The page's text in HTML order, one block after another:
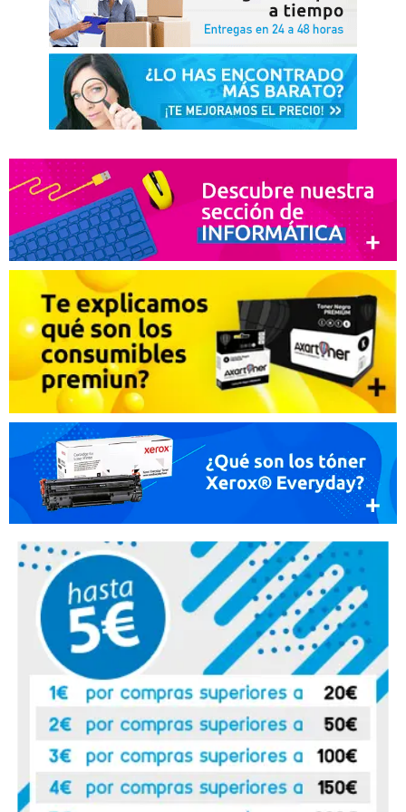
Ventajas:Funciona bien
Desventajas:Por vhora ninguna
Recomendaría su compra:Si
Gabino Perez 04. 06. 2018
Ventajas:calidad del producto y precios muy competitivos
Desventajas:ninguna
Recomendaría su compra:
MARIO ACEDO 27. 10. 2017
lo recomiendo totalmente
Ventajas:muy contento con el servicio y mejor
rendimiento
Desventajas:ninguna
Recomendaría su compra:
Roger 10. 10. 2017
Lo recomiendo plenamente
Ventajas:Servicio impecable Entrega muy rápida Precio
increible
Desventajas:ninguna
Recomendaría su compra:Si
papan 03. 10. 2017
todo bien y muy rapido.
Recomendaría su compra:
Mario Acedo Lavado 30. 05. 2017
Magnifico con respecto a la calidad que dan,
Ventajas:
Son muy bueno
Desventajas:ninguna hasta el momento
Recomendaría su compra: Si